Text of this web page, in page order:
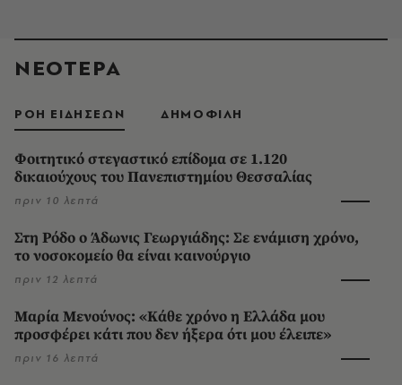
ΝΕΟΤΕΡΑ
ΡΟΗ ΕΙΔΗΣΕΩΝ ΔΗΜΟΦΙΛΗ
Φοιτητικό στεγαστικό επίδομα σε 1.120
δικαιούχους του Πανεπιστημίου Θεσσαλίας
πριν 10 λεπτά
Στη Ρόδο ο Άδωνις Γεωργιάδης: Σε ενάμιση χρόνο,
το νοσοκομείο θα είναι καινούργιο
πριν 12 λεπτά
Μαρία Μενούνος: «Κάθε χρόνο η Ελλάδα μου
προσφέρει κάτι που δεν ήξερα ότι μου έλειπε»
πριν 16 λεπτά